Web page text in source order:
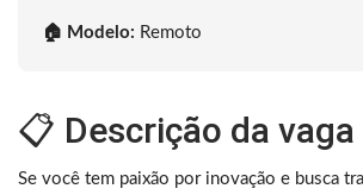
🏠 Modelo: Remoto
📋 Descrição da vaga
Se você tem paixão por inovação e busca